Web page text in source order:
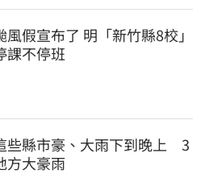
風假宣布了 明「新竹縣8校」
課不停班
些縣市豪、大雨下到晚上　3
方大豪雨